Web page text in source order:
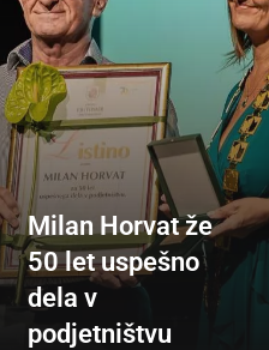
Milan Horvat že
50 let uspešno
dela v
podjetništvu